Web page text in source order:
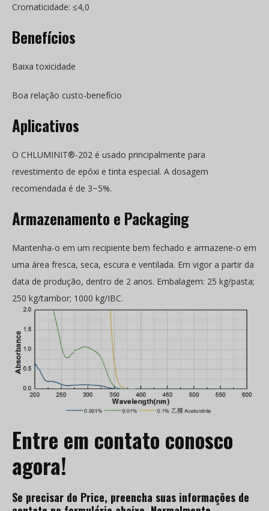
Cromaticidade: ≤4,0
Benefícios
Baixa toxicidade
Boa relação custo-benefício
Aplicativos
O CHLUMINIT®-202 é usado principalmente para
revestimento de epóxi e tinta especial. A dosagem
recomendada é de 3~5%.
Armazenamento e Packaging
Mantenha-o em um recipiente bem fechado e armazene-o em
uma área fresca, seca, escura e ventilada. Em vigor a partir da
data de produção, dentro de 2 anos. Embalagem: 25 kg/pasta;
250 kg/tambor; 1000 kg/IBC.
Entre em contato conosco
agora!
Se precisar do Price, preencha suas informações de